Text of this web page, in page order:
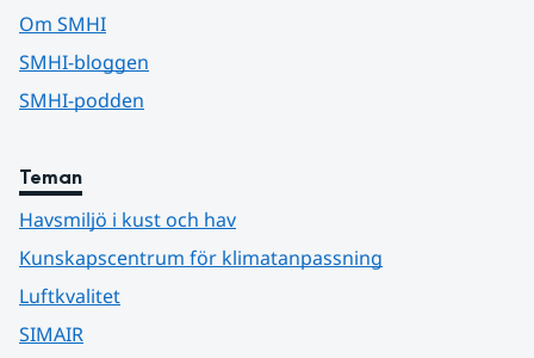
Om SMHI
SMHI-bloggen
SMHI-podden
Teman
Havsmiljö i kust och hav
Kunskapscentrum för klimatanpassning
Luftkvalitet
SIMAIR